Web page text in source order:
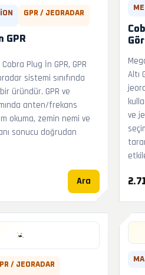
GPR / JEORADAR
GPR
Plug İn GPR, GPR
sistemi sınıfında
üründür. GPR ve
anten/frekans
okuma, zemin nemi ve
sonucu doğrudan
Ara
Altı
ve
/ JEORADAR